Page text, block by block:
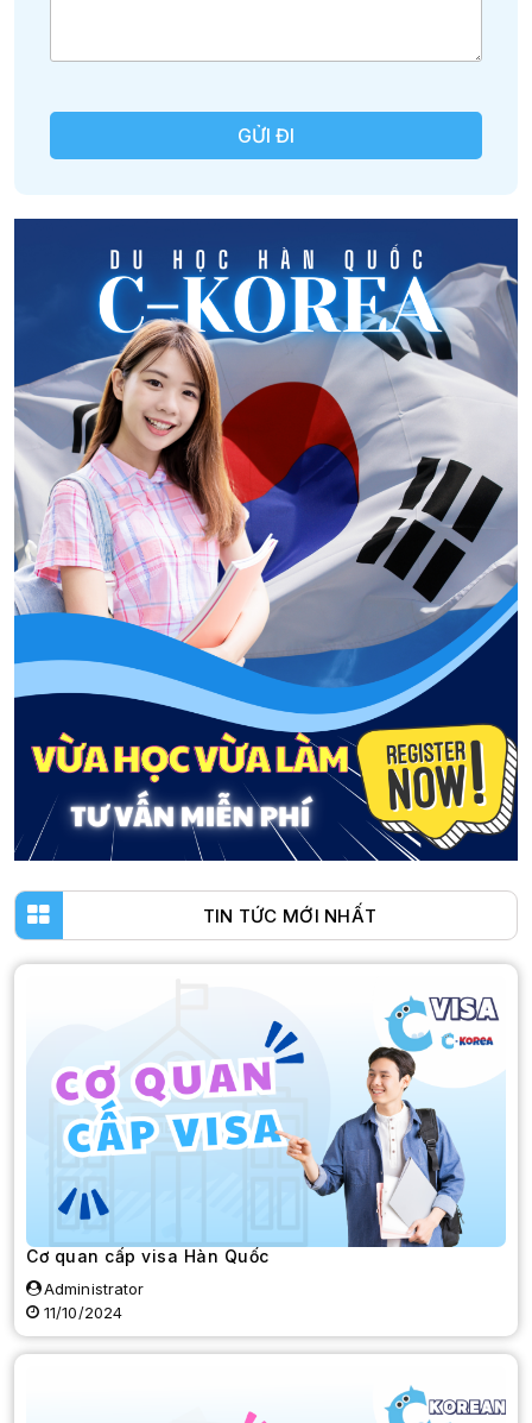
TIN TỨC MỚI NHẤT
Cơ quan cấp visa Hàn Quốc
Administrator
11/10/2024